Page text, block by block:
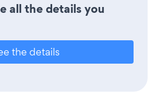
all the details you
the details